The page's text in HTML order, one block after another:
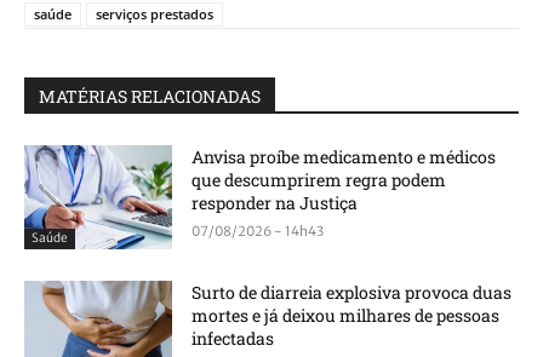
saúde
serviços prestados
MATÉRIAS RELACIONADAS
Saúde
Anvisa proíbe medicamento e médicos
que descumprirem regra podem
responder na Justiça
07/08/2026 - 14h43
Surto de diarreia explosiva provoca duas
mortes e já deixou milhares de pessoas
infectadas